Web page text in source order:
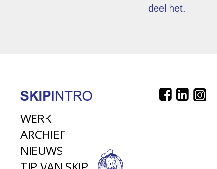
deel het.
WERK
ARCHIEF
NIEUWS